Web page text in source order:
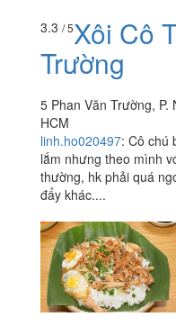
3.3 / 5Xôi Cô
Trường
5 Phan Văn Trường, P.
HCM
linh.ho020497: Cô chú
lắm nhưng theo mình
thường, hk phải quá
đẩy khác....